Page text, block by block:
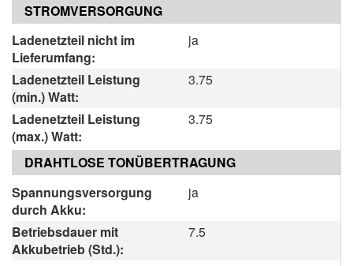
STROMVERSORGUNG
Ladenetzteil nicht im
Lieferumfang:
ja
Ladenetzteil Leistung
(min.) Watt:
3.75
Ladenetzteil Leistung
(max.) Watt:
3.75
DRAHTLOSE TONÜBERTRAGUNG
Spannungsversorgung
durch Akku:
ja
Betriebsdauer mit
Akkubetrieb (Std.):
7.5